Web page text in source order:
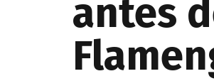
antes